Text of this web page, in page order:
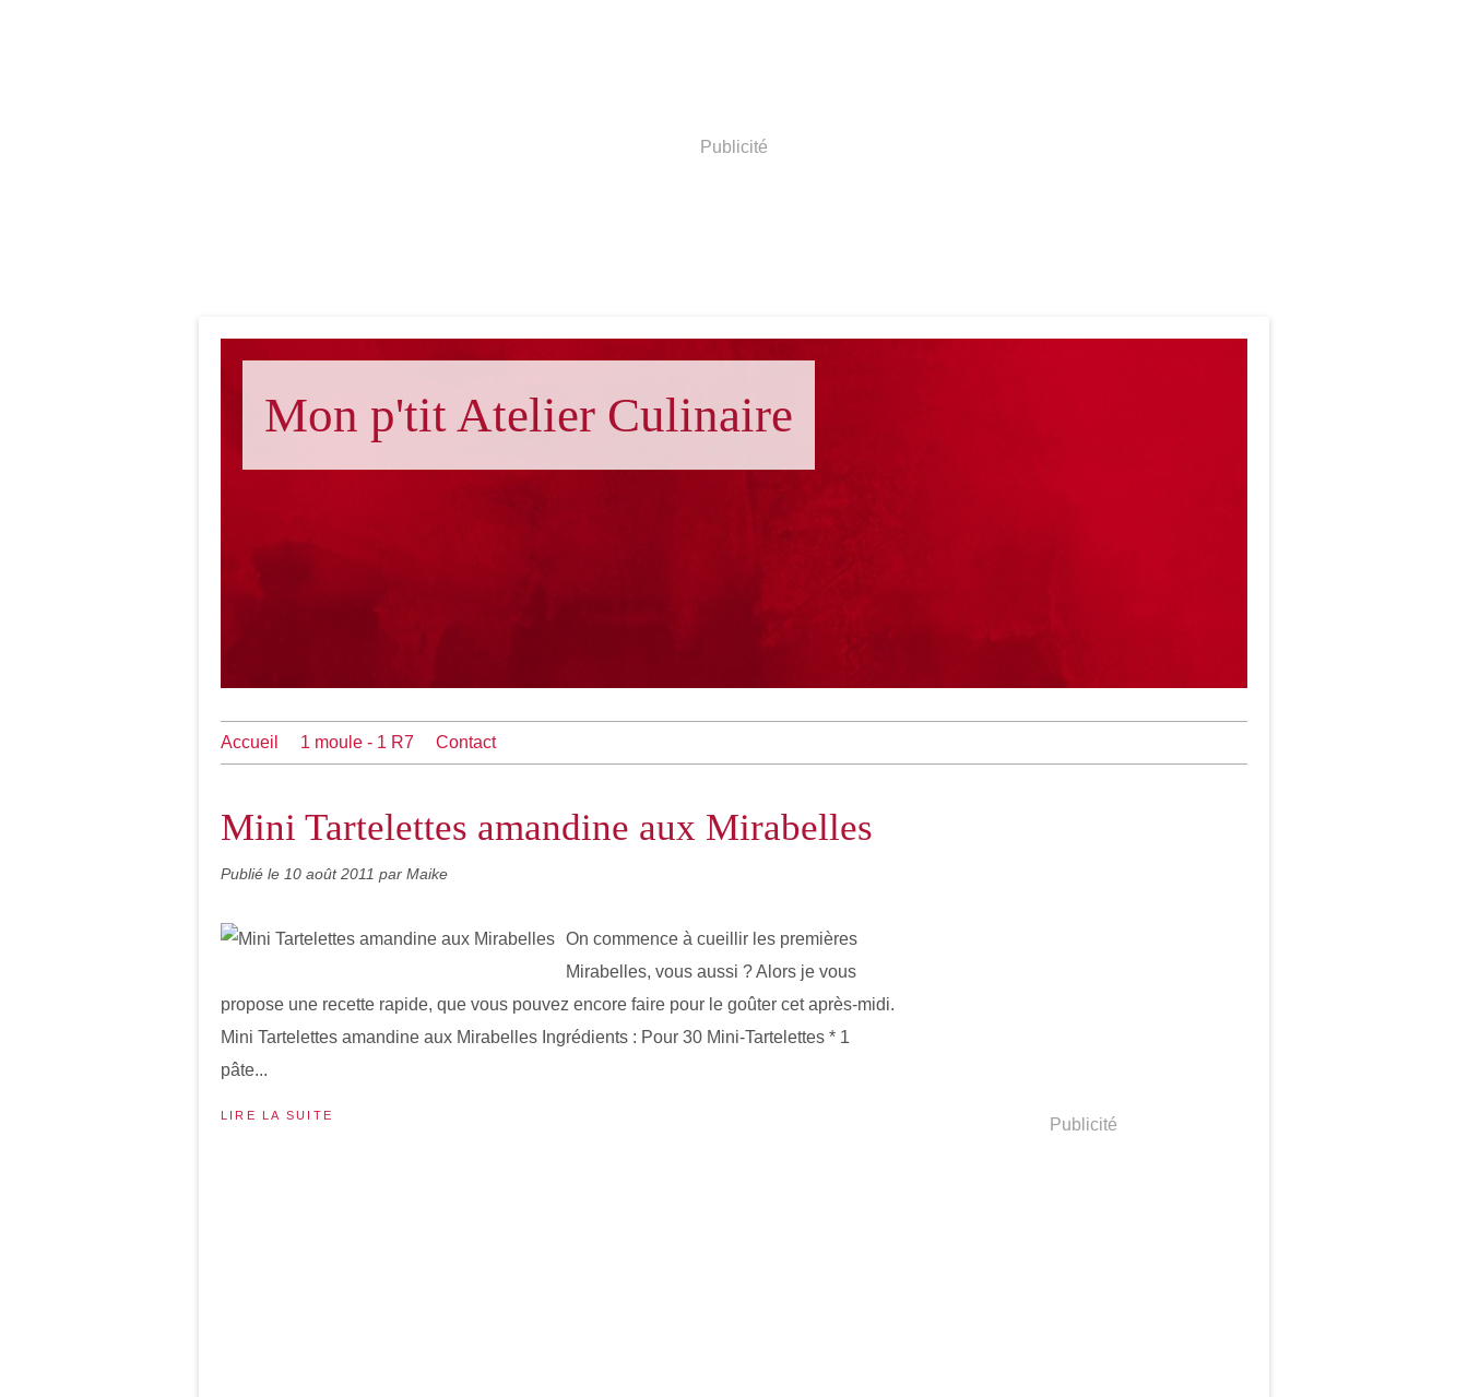
Publicité
Mon p'tit Atelier Culinaire
Accueil 1 moule - 1 R7 Contact
Mini Tartelettes amandine aux Mirabelles
Publié le 10 août 2011 par Maike
On commence à cueillir les premières
Mirabelles, vous aussi ? Alors je vous
propose une recette rapide, que vous pouvez encore faire pour le goûter cet après-midi.
Mini Tartelettes amandine aux Mirabelles Ingrédients : Pour 30 Mini-Tartelettes * 1
pâte...
LIRE LA SUITE Publicité